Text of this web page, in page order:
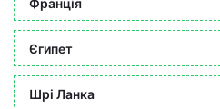
Єгипет
Шрі Ланка